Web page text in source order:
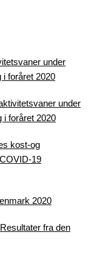
under
i foråret 2020
under
i foråret 2020
kost-og
19
2020
fra den